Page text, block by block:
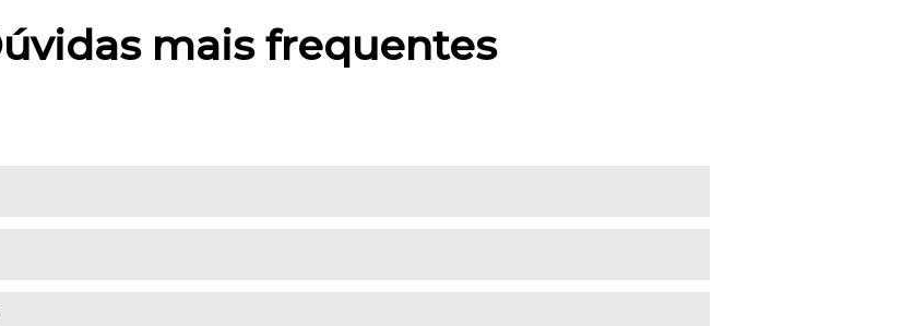
mais frequentes